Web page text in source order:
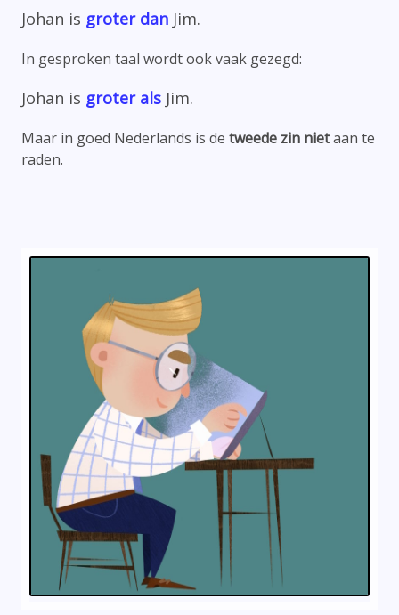
Johan is groter dan Jim.
In gesproken taal wordt ook vaak gezegd:
Johan is groter als Jim.
Maar in goed Nederlands is de tweede zin nietaan te
raden.